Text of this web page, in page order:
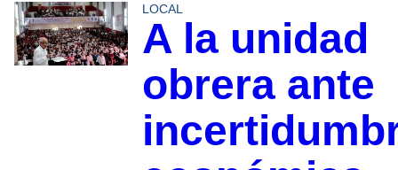
LOCAL
A la unidad
obrera ante